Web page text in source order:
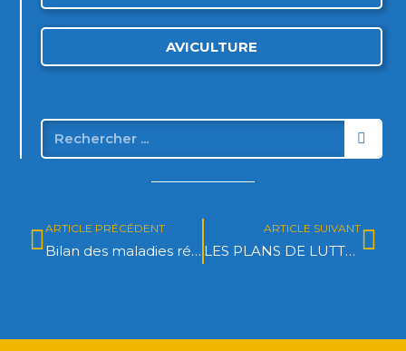
AVICULTURE
ARTICLE PRÉCÉDENT
Bilan des maladies réglementées et émergentes 2013
ARTICLE SUIVANT
LES PLANS DE LUTTE DU GDS 31